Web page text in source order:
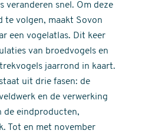
veranderen snel. Om deze
te volgen, maakt Sovon
een vogelatlas. Dit keer
van broedvogels en
jaarrond in kaart.
uit drie fasen: de
en de verwerking
de eindproducten,
Tot en met november